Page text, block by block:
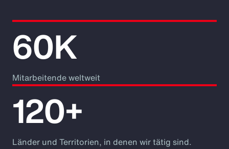
60K
Mitarbeitende weltweit
120+
Länder und Territorien, in denen wir tätig sind.